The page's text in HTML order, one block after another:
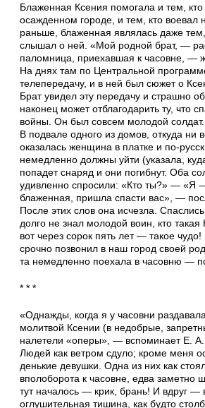
Блаженная Ксения помогала и тем, кто
осажденном городе, и тем, кто воевал
раньше, блаженная являлась даже тем,
слышал о ней. «Мой родной брат, —
паломница, при­ехавшая к часовне, —
На днях там по Центральной
телепередачу, и в ней был сюжет о
Брат увидел эту передачу и страшно
наконец может отблагодарить ту, что
войны. Он был совсем молодой
В подвале одного из домов, откуда ни
оказалась женщина в платке и по-
немедленно должны уйти (указа­ла,
попадет снаряд и они погиб­нут. Оба
удивленно спро­сили: «Кто ты?» — «Я
блаженная, пришла спасти вас», —
После этих слов она исчезла.
долго не знал молодой воин, кто такая
вот через сорок пять лет — такое
срочно позвонил в наш город своей
та не­медленно поехала в часовню —
* * *
«Однажды, когда я у часовни
молитвой Ксении (в недобрые,
налетели «оперы», — вспоминает Е.
Людей как ветром сдуло; кроме меня
денькие девушки. Одна из них как
вполоборота к часовне, едва заметно
тут началось — крик, брань! И вдруг —
оглушительная тишина, как будто